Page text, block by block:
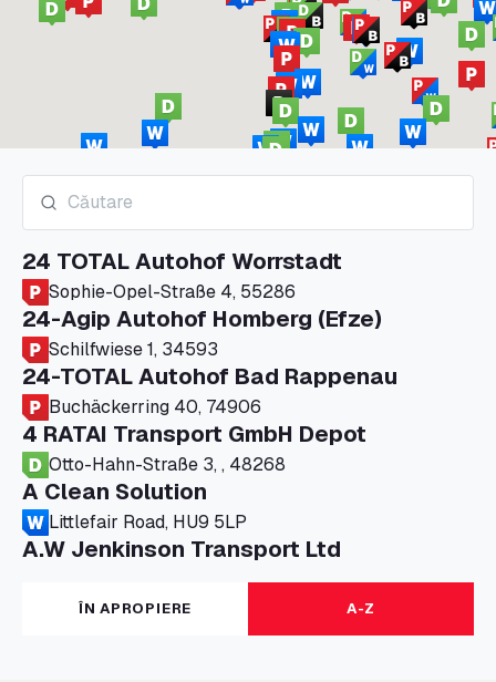
24 TOTAL Autohof Worrstadt
Sophie-Opel-Straße 4, 55286
24-Agip Autohof Homberg (Efze)
Schilfwiese 1, 34593
24-TOTAL Autohof Bad Rappenau
Buchäckerring 40, 74906
4 RATAI Transport GmbH Depot
Otto-Hahn-Straße 3, , 48268
A Clean Solution
Littlefair Road, HU9 5LP
A.W Jenkinson Transport Ltd
Progress House, ME11 5GA
A+G Nettetal - Depot Parking
Am Panneschopp 7, 41334
ÎN APROPIERE A-Z